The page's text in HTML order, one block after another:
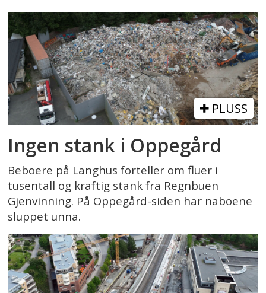
PLUSS
Ingen stank i Oppegård
Beboere på Langhus forteller om fluer i
tusentall og kraftig stank fra Regnbuen
Gjenvinning. På Oppegård-siden har naboene
sluppet unna.